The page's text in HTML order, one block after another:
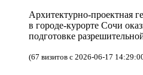
Архитектурно-проектная
в городе-курорте Сочи
подготовке
(67 визитов с 2026-06-17